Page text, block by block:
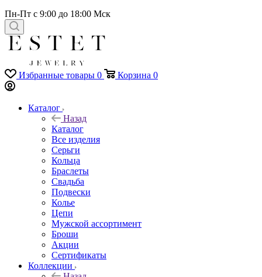
Пн-Пт с 9:00 до 18:00 Мск
Избранные товары 0 Корзина 0
Каталог
Назад
Каталог
Все изделия
Серьги
Кольца
Браслеты
Свадьба
Подвески
Колье
Цепи
Мужской ассортимент
Броши
Акции
Сертификаты
Коллекции